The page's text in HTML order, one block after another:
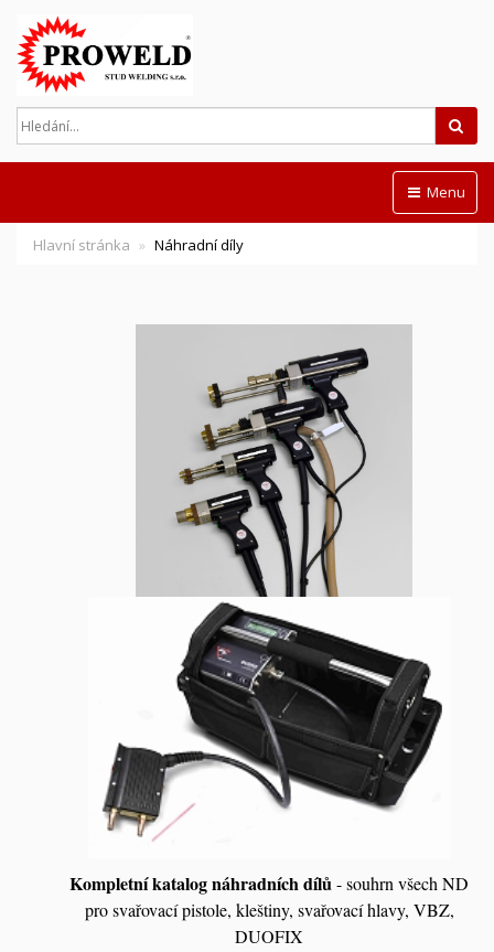
Menu
Hlavní stránka Náhradní díly
Kompletní katalog náhradních dílů- souhrn všech ND
pro svařovací pistole, kleštiny, svařovací hlavy, VBZ,
DUOFIX